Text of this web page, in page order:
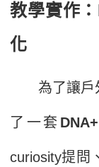
教學實作
化
為了讓戶外
了一套
curiosity提問